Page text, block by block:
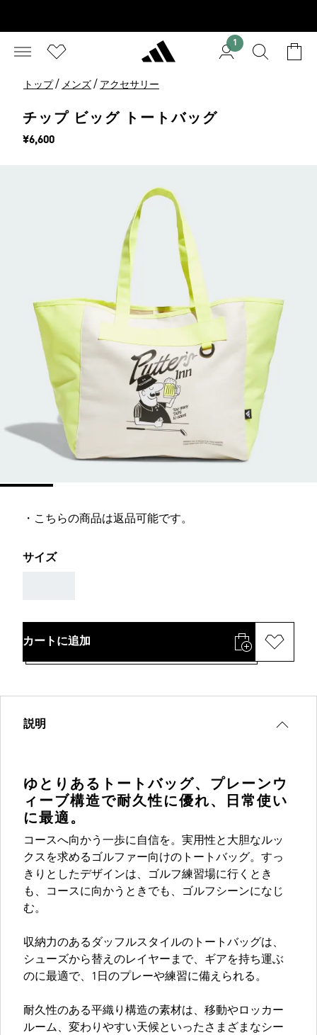
1
トップ / メンズ / アクセサリー
チップ ビッグ トートバッグ
価格
¥6,600
・こちらの商品は返品可能です。
サイズ
カートに追加
説明
ゆとりあるトートバッグ、プレーンウ
ィーブ構造で耐久性に優れ、日常使い
に最適。
コースへ向かう一歩に自信を。実用性と大胆なルッ
クスを求めるゴルファー向けのトートバッグ。すっ
きりとしたデザインは、ゴルフ練習場に行くとき
も、コースに向かうときでも、ゴルフシーンになじ
む。
収納力のあるダッフルスタイルのトートバッグは、
シューズから替えのレイヤーまで、ギアを持ち運ぶ
のに最適で、1日のプレーや練習に備えられる。
耐久性のある平織り構造の素材は、移動やロッカー
ルーム、変わりやすい天候といったさまざまなシー